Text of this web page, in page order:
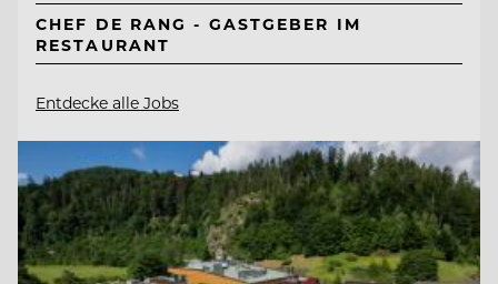
CHEF DE RANG - GASTGEBER IM
RESTAURANT
Entdecke alle Jobs